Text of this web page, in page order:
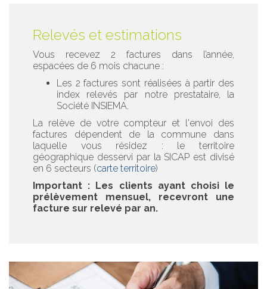
Relevés et estimations
Vous recevez 2 factures dans l’année,
espacées de 6 mois chacune :
Les 2 factures sont réalisées à partir des
index relevés par notre prestataire, la
Société INSIEMA.
La relève de votre compteur et l'envoi des
factures dépendent de la commune dans
laquelle vous résidez : le territoire
géographique desservi par la SICAP est divisé
en 6 secteurs (carte territoire)
Important : Les clients ayant choisi le
prélèvement mensuel, recevront une
facture sur relevé par an.